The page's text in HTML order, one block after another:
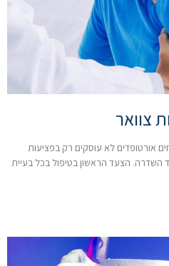
צוואר
אורטופדים לא עוסקים רק בפציעות
השדרה. הצעד הראשון בטיפול בכל בעיית